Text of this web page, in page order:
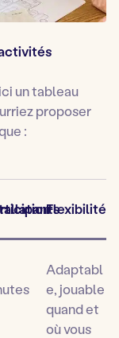
un tableau
proposer
:
Flexibilité
Adaptabl
e, jouable
quand et
où vous